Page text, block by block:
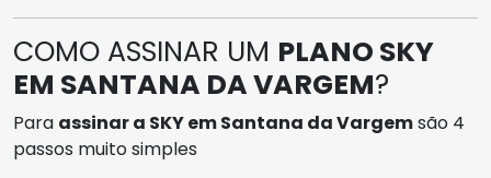
COMO ASSINAR UM PLANO SKY
EM SANTANA DA VARGEM?
Para assinar a SKY em Santana da Vargemsão 4
passos muito simples